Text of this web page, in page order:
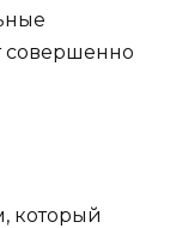
который